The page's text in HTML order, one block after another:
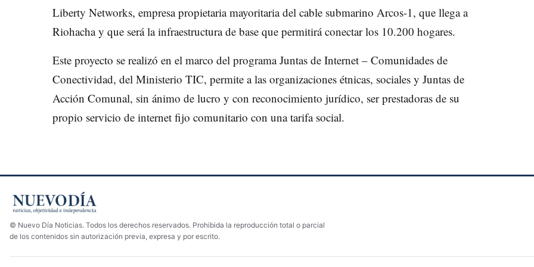
Liberty Networks, empresa propietaria mayoritaria del cable submarino Arcos-1, que llega a
Riohacha y que será la infraestructura de base que permitirá conectar los 10.200 hogares.
Este proyecto se realizó en el marco del programa Juntas de Internet – Comunidades de
Conectividad, del Ministerio TIC, permite a las organizaciones étnicas, sociales y Juntas de
Acción Comunal, sin ánimo de lucro y con reconocimiento jurídico, ser prestadoras de su
propio servicio de internet fijo comunitario con una tarifa social.
© Nuevo Día Noticias. Todos los derechos reservados. Prohibida la reproducción total o parcial
de los contenidos sin autorización previa, expresa y por escrito.